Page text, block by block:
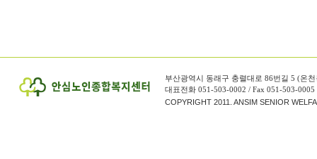
부산광역시 동래구 충렬대로 86번길 5 (온천
대표전화 051-503-0002 / Fax 051-503-0005
COPYRIGHT 2011. ANSIM SENIOR